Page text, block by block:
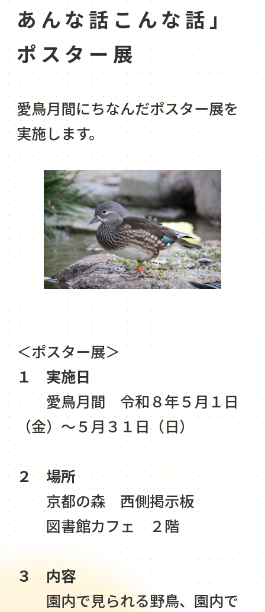
あんな話こんな話」
ポスター展
愛鳥月間にちなんだポスター展を
実施します。
＜ポスター展＞
１ 実施日
愛鳥月間 令和８年５月１日
（金）～５月３１日（日）
２ 場所
京都の森 西側掲示板
図書館カフェ ２階
３ 内容
園内で見られる野鳥、園内で